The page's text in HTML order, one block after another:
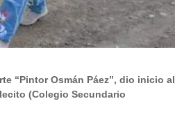
“Pintor Osmán Páez”, dio inicio al
(Colegio Secundario